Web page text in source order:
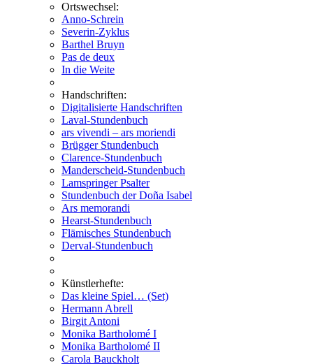
Ortswechsel:
Anno-Schrein
Severin-Zyklus
Barthel Bruyn
Pas de deux
In die Weite
Handschriften:
Digitalisierte Handschriften
Laval-Stundenbuch
ars vivendi – ars moriendi
Brügger Stundenbuch
Clarence-Stundenbuch
Manderscheid-Stundenbuch
Lamspringer Psalter
Stundenbuch der Doña Isabel
Ars memorandi
Hearst-Stundenbuch
Flämisches Stundenbuch
Derval-Stundenbuch
Künstlerhefte:
Das kleine Spiel… (Set)
Hermann Abrell
Birgit Antoni
Monika Bartholomé I
Monika Bartholomé II
Carola Bauckholt